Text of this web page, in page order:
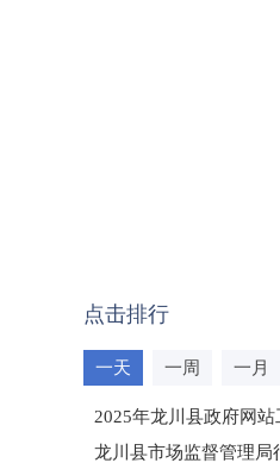
点击排行
一天 一周 一月
2025年龙川县政府网
龙川县市场监督管理局